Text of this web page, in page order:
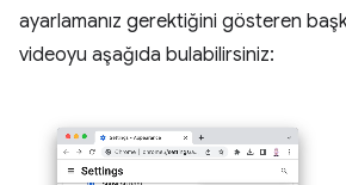
ayarlamanız gerektiğini gösteren
videoyu aşağıda bulabilirsiniz: